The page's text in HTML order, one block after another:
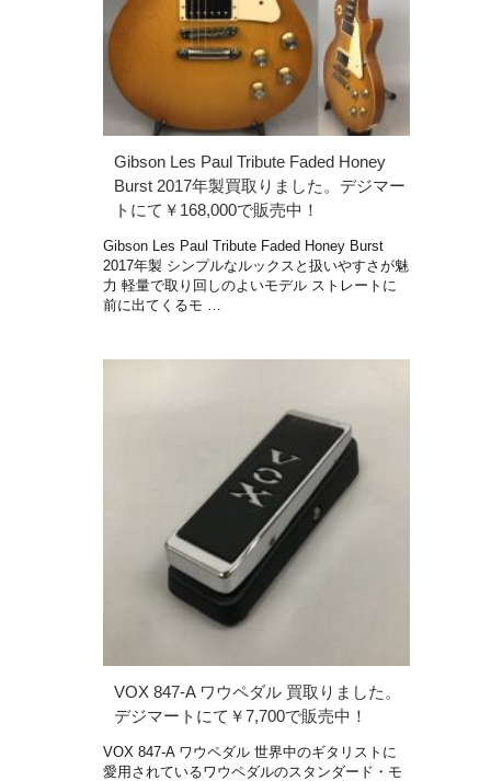
Gibson Les Paul Tribute Faded Honey
Burst 2017年製買取りました。デジマー
トにて￥168,000で販売中！
Gibson Les Paul Tribute Faded Honey Burst
2017年製 シンプルなルックスと扱いやすさが魅
力 軽量で取り回しのよいモデル ストレートに
前に出てくるモ …
VOX 847-A ワウペダル 買取りました。
デジマートにて￥7,700で販売中！
VOX 847-A ワウペダル 世界中のギタリストに
愛用されているワウペダルのスタンダード・モ